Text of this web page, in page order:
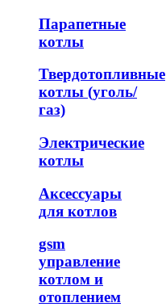
Парапетные
котлы
Твердотопливные
котлы (уголь/
газ)
Электрические
котлы
Аксессуары
для котлов
gsm
управление
котлом и
отоплением